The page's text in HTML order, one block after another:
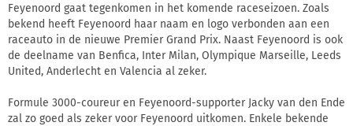
Feyenoord gaat tegenkomen in het komende raceseizoen. Zoals
bekend heeft Feyenoord haar naam en logo verbonden aan een
raceauto in de nieuwe Premier Grand Prix. Naast Feyenoord is ook
de deelname van Benfica, Inter Milan, Olympique Marseille, Leeds
United, Anderlecht en Valencia al zeker.
Formule 3000-coureur en Feyenoord-supporter Jacky van den Ende
zal zo goed als zeker voor Feyenoord uitkomen. Enkele bekende